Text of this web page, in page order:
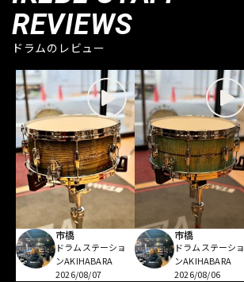
REVIEWS
ドラムのレビュー
市橋
ドラムステーショ
ンAKIHABARA
2026/08/07
市橋
ドラムステーショ
ンAKIHABARA
2026/08/06